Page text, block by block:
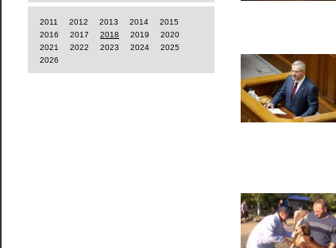
2011 2012 2013 2014
2015
2016
2017 2018 2019
2020
2021
2022 2023 2024
2025
2026